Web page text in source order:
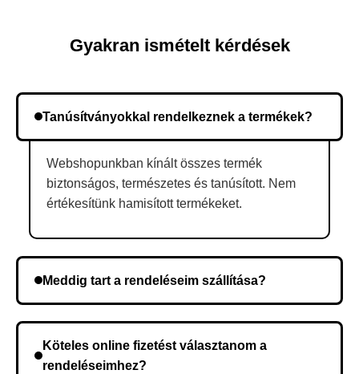
Gyakran ismételt kérdések
Tanúsítványokkal rendelkeznek a termékek?
Webshopunkban kínált összes termék
biztonságos, természetes és tanúsított. Nem
értékesítünk hamisított termékeket.
Meddig tart a rendeléseim szállítása?
kerül, és ez az időtartam függ a szállítási címtől.
Köteles online fizetést választanom a
rendeléseimhez?